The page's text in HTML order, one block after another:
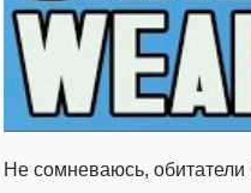
Не сомневаюсь, обитатели